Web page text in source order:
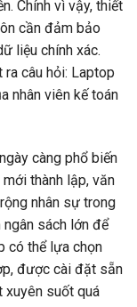
Chính vì vậy, thiết
cần đảm bảo
liệu chính xác.
câu hỏi: Laptop
nhân viên kế toán
càng phổ biến
thành lập, văn
nhân sự trong
sách lớn để
có thể lựa chọn
được cài đặt sẵn
xuyên suốt quá